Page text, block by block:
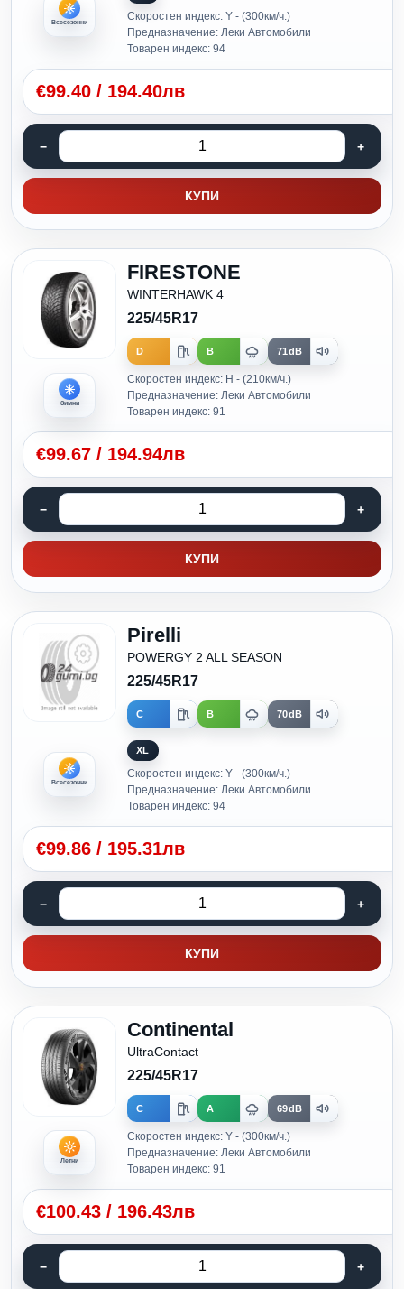
Всесезонни
Скоростен индекс: Y - (300км/ч.)
Предназначение: Леки Автомобили
Товарен индекс: 94
€99.40 / 194.40лв
КУПИ
Зимни
FIRESTONE
WINTERHAWK 4
225/45R17
D B 71dB
Скоростен индекс: H - (210км/ч.)
Предназначение: Леки Автомобили
Товарен индекс: 91
€99.67 / 194.94лв
КУПИ
Всесезонни
Pirelli
POWERGY 2 ALL SEASON
225/45R17
C B 70dB
XL
Скоростен индекс: Y - (300км/ч.)
Предназначение: Леки Автомобили
Товарен индекс: 94
€99.86 / 195.31лв
КУПИ
Летни
Continental
UltraContact
225/45R17
C A 69dB
Скоростен индекс: Y - (300км/ч.)
Предназначение: Леки Автомобили
Товарен индекс: 91
€100.43 / 196.43лв